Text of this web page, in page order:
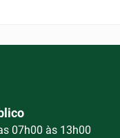
07h00 às 13h00